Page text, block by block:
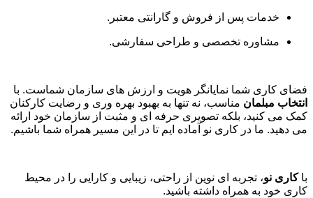
خدمات پس از فروش و گارانتی معتبر .
مشاوره تخصصی و طراحی سفارشی.
فضای کاری شما نمایانگر هویت و ارزش های سازمان شماست. با
انتخاب مبلمان مناسب، نه تنها به بهبود بهره وری و رضایت کارکنان
کمک می کنید، بلکه تصویری حرفه ای و مثبت از سازمان خود ارائه
می دهید. ما در کاری نو آماده ایم تا در این مسیر همراه شما باشیم.
باکاری نو، تجربه ای نوین از راحتی، زیبایی و کارایی را در محیط
کاری خود به همراه داشته باشید.